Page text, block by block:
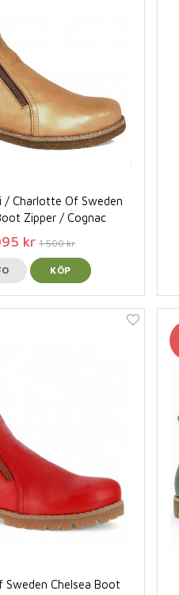
/ Charlotte Of Sweden
Zipper / Cognac
kr 1 500 kr
KÖP
Sweden Chelsea Boot